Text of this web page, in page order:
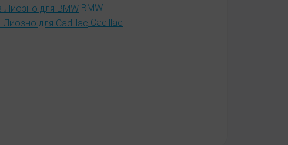
BMW
Cadillac